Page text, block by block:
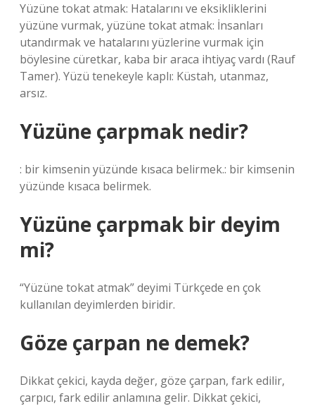
Yüzüne tokat atmak: Hatalarını ve eksikliklerini
yüzüne vurmak, yüzüne tokat atmak: İnsanları
utandırmak ve hatalarını yüzlerine vurmak için
böylesine cüretkar, kaba bir araca ihtiyaç vardı (Rauf
Tamer). Yüzü tenekeyle kaplı: Küstah, utanmaz,
arsız.
Yüzüne çarpmak nedir?
: bir kimsenin yüzünde kısaca belirmek.: bir kimsenin
yüzünde kısaca belirmek.
Yüzüne çarpmak bir deyim
mi?
“Yüzüne tokat atmak” deyimi Türkçede en çok
kullanılan deyimlerden biridir.
Göze çarpan ne demek?
Dikkat çekici, kayda değer, göze çarpan, fark edilir,
çarpıcı, fark edilir anlamına gelir. Dikkat çekici,